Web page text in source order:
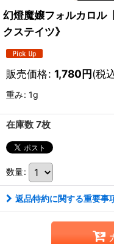
幻燈魔嬢フォルカロ
クステイツ》
販売価格: 1,780円(税
重み: 1g
在庫数 7枚
数量:
返品特約に関する重要事